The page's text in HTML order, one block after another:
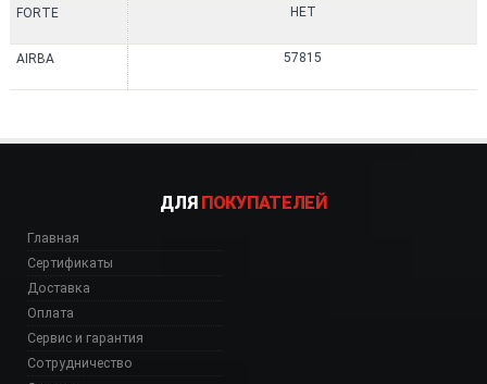
FORTE
AIRBA
НЕТ
57815
ДЛЯ ПОКУПАТЕЛЕЙ
Главная
Сертификаты
Доставка
Оплата
Сервис и гарантия
Сотрудничество